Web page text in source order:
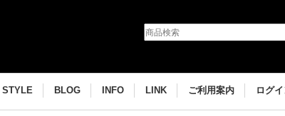
STYLE BLOG INFO LINK ご利用案内 ログ